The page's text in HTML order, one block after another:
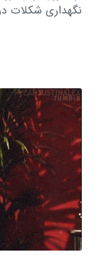
نگهداری شکلات